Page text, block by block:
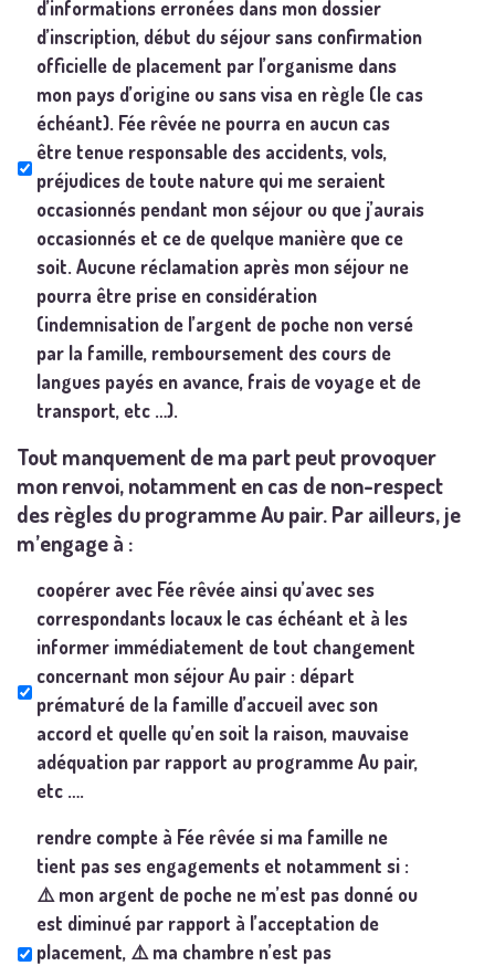
d’informations erronées dans mon dossier
d’inscription, début du séjour sans confirmation
officielle de placement par l’organisme dans
mon pays d’origine ou sans visa en règle (le cas
échéant). Fée rêvée ne pourra en aucun cas
être tenue responsable des accidents, vols,
préjudices de toute nature qui me seraient
occasionnés pendant mon séjour ou que j’aurais
occasionnés et ce de quelque manière que ce
soit. Aucune réclamation après mon séjour ne
pourra être prise en considération
(indemnisation de l’argent de poche non versé
par la famille, remboursement des cours de
langues payés en avance, frais de voyage et de
transport, etc …).
Tout manquement de ma part peut provoquer
mon renvoi, notamment en cas de non-respect
des règles du programme Au pair. Par ailleurs, je
m’engage à :
coopérer avec Fée rêvée ainsi qu’avec ses
correspondants locaux le cas échéant et à les
informer immédiatement de tout changement
concernant mon séjour Au pair : départ
prématuré de la famille d’accueil avec son
accord et quelle qu’en soit la raison, mauvaise
adéquation par rapport au programme Au pair,
etc ….
rendre compte à Fée rêvée si ma famille ne
tient pas ses engagements et notamment si :
⚠️ mon argent de poche ne m’est pas donné ou
est diminué par rapport à l’acceptation de
placement, ⚠️ ma chambre n’est pas